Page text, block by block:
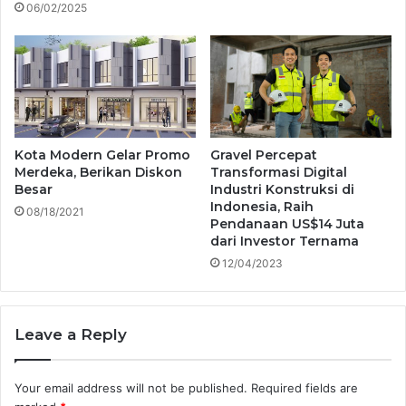
06/02/2025
Kota Modern Gelar Promo
Merdeka, Berikan Diskon
Besar
08/18/2021
Gravel Percepat
Transformasi Digital
Industri Konstruksi di
Indonesia, Raih
Pendanaan US$14 Juta
dari Investor Ternama
12/04/2023
Leave a Reply
Your email address will not be published. Required fields are